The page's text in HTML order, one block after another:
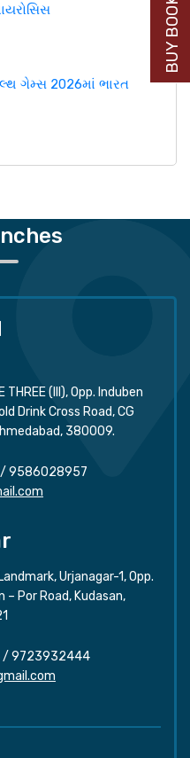
ગેમ્સ 2026માં ભારત
(III), Opp. Induben
Drink Cross Road, CG
380009.
/ 9586028957
Urjanagar-1, Opp.
Por Road, Kudasan,
/ 9723932444